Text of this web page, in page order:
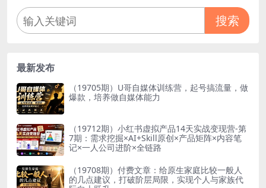
搜索
最新发布
（19705期）U哥自媒体训练营，起号搞流量，做
爆款，培养做自媒体能力
（19712期）小红书虚拟产品14天实战变现营-第
7期：需求挖掘×AI+Skill原创×产品矩阵×内容笔
记×一人公司进阶×全链路
（19708期）付费文章：给原生家庭比较一般人
的几点建议，打破阶层局限，实现个人与家族代